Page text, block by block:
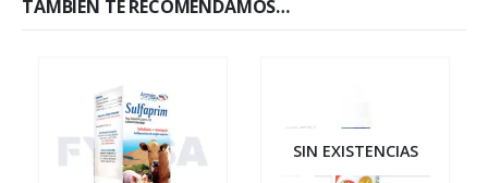
TAMBIÉN TE RECOMENDAMOS…
SIN EXISTENCIAS